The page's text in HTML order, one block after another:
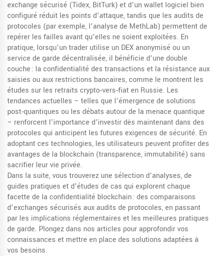
exchange sécurisé (Tidex, BitTurk) et d’un wallet logiciel bien
configuré réduit les points d’attaque, tandis que les audits de
protocoles (par exemple, l’analyse de MethLab) permettent de
repérer les failles avant qu’elles ne soient exploitées. En
pratique, lorsqu’un trader utilise un DEX anonymisé ou un
service de garde décentralisée, il bénéficie d’une double
couche : la confidentialité des transactions et la résistance aux
saisies ou aux restrictions bancaires, comme le montrent les
études sur les retraits crypto‑vers‑fiat en Russie. Les
tendances actuelles – telles que l’émergence de solutions
post‑quantiques ou les débats autour de la menace quantique
– renforcent l’importance d’investir dès maintenant dans des
protocoles qui anticipent les futures exigences de sécurité. En
adoptant ces technologies, les utilisateurs peuvent profiter des
avantages de la blockchain (transparence, immutabilité) sans
sacrifier leur vie privée.
Dans la suite, vous trouverez une sélection d’analyses, de
guides pratiques et d’études de cas qui explorent chaque
facette de la confidentialité blockchain : des comparaisons
d’exchanges sécurisés aux audits de protocoles, en passant
par les implications réglementaires et les meilleures pratiques
de garde. Plongez dans nos articles pour approfondir vos
connaissances et mettre en place des solutions adaptées à
vos besoins.